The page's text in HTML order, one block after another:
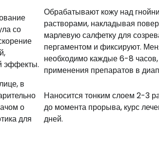
со
эффекты.
Обрабатывают кожу над
растворами, накладывая
марлевую салфетку для
пергаментом и фиксируют.
необходимо каждые 6-8 часов,
применения препаратов в
в
о
для
Наносится тонким слоем 2-3
до момента прорыва, курс
дней.